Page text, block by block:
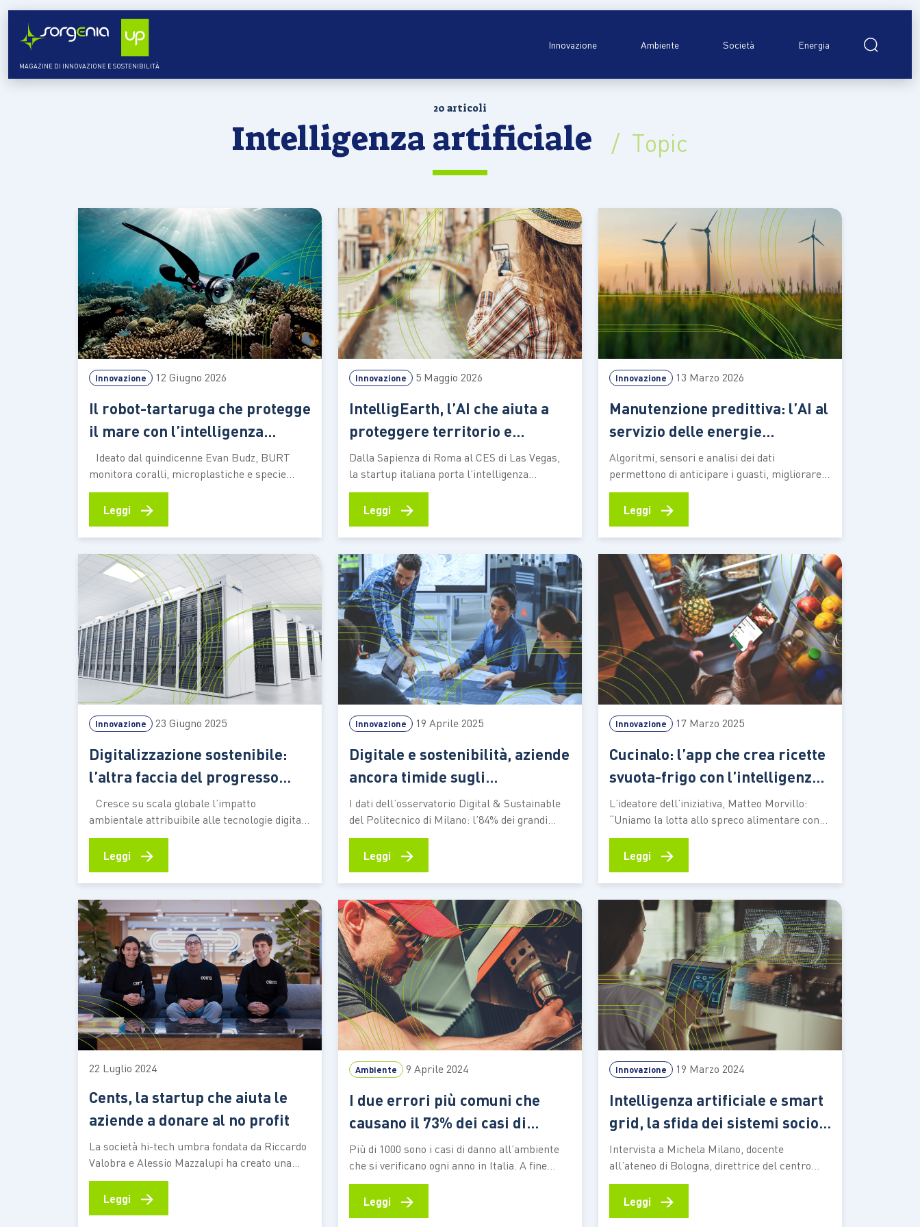
MAGAZINE DI INNOVAZIONE E SOSTENIBILITÀ
per:
Innovazione Ambiente Società Energia
20 articoli
/ Topic
Intelligenza artificiale
Innovazione 12 Giugno 2026
Il robot-tartaruga che protegge
il mare con l’intelligenza
artificiale
Ideato dal quindicenne Evan Budz, BURT
monitora coralli, microplastiche e specie
invasive muovendosi sott’acqua con
delicatezza. Il progetto si è aggiudicato uno dei
Contest for Young Scientists Tutto è nato
durante un campeggio, dall’osservazione di
una tartaruga azzannatrice che si muoveva
con naturalezza nell’acqua.…
Leggi →
Innovazione 5 Maggio 2026
IntelligEarth, l’AI che aiuta a
proteggere territorio e
patrimonio culturale
Dalla Sapienza di Roma al CES di Las Vegas,
la startup italiana porta l’intelligenza
artificiale nel campo del monitoraggio di beni
culturali, delle infrastrutture e dell’ambiente
nasce da un’esigenza concreta. Nel caso di
IntelligEarth, startup innovativa nata nel 2023
nell’ecosistema di ricerca della…
Leggi →
Innovazione 13 Marzo 2026
Manutenzione predittiva: l’AI al
servizio delle energie
rinnovabili
Algoritmi, sensori e analisi dei dati
permettono di anticipare i guasti, migliorare
l’efficienza degli impianti e rendere più stabile
la produzione energetica Una turbina eolica
che il guasto si manifesti. Un drone che
individua un punto di surriscaldamento su un
pannello solare. Una batteria…
Leggi →
Innovazione 23 Giugno 2025
Digitalizzazione sostenibile:
l’altra faccia del progresso
tecnologico
Cresce su scala globale l’impatto
ambientale attribuibile alle tecnologie digitali.
Un nuovo rapporto dell’UNCTAD richiama
l’attenzione sul tema, che parte
consumo energetico dei data center. E che
coinvolge anche il “peso ambientale” di una
singola e-mail o delle chat sui servizi di
messaggistica…
Leggi →
Innovazione 19 Aprile 2025
Digitale e sostenibilità, aziende
ancora timide sugli
investimenti integrati
I dati dell’osservatorio Digital & Sustainable
del Politecnico di Milano: l’84% dei grandi
player stanzia risorse sui due settori, anche
se mancano le sinergie. Pmi più indietro al
digital sustainable officer Innovazione digitale
e sostenibilità possono essere alleate e avere
un…
Leggi →
Innovazione 17 Marzo 2025
Cucinalo: l’app che crea ricette
svuota-frigo con l’intelligenza
artificiale
L’ideatore dell’iniziativa, Matteo Morvillo:
“Uniamo la lotta allo spreco alimentare con
un aiuto pratico per chi non ha esperienza ai
fornelli. Basta scattare una foto agli
cosa cucinare e come farlo” Un
programmatore appassionato di intelligenza
artificiale e un esperto di cucina, amici…
Leggi →
22 Luglio 2024
Cents, la startup che aiuta le
aziende a donare al no profit
La società hi-tech umbra fondata da Riccardo
Valobra e Alessio Mazzalupi ha creato una
piattaforma che consente di donare i
centesimi “da arrotondare” delle transazioni
Leggi →
Ambiente 9 Aprile 2024
I due errori più comuni che
causano il 73% dei casi di
danno all’ambiente nel nostro
Paese
Più di 1000 sono i casi di danno all’ambiente
che si verificano ogni anno in Italia. A fine
febbraio è stato pubblicato il Rapporto Pool
Ambiente 2024 “Riscrivere le priorità per la
Leggi →
Innovazione 19 Marzo 2024
Intelligenza artificiale e smart
grid, la sfida dei sistemi socio-
tecnici
Intervista a Michela Milano, docente
all’ateneo di Bologna, direttrice del centro
interdipartimentale Alma Mater Research
institute for human-centered artificial
Leggi →